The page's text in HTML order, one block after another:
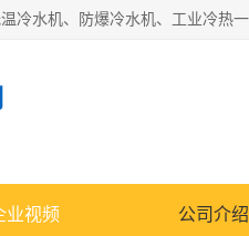
业视频 公司介绍